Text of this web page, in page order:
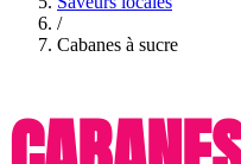
/
Cabanes à sucre